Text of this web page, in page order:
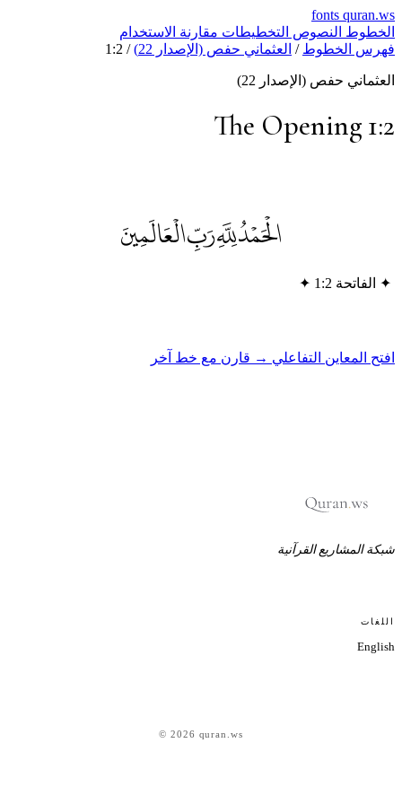
fonts
النصوص التخطيطاتمقارنةالاستخدام
الخطوط / العثماني حفص (الإصدار 22) /
1:2
حفص (الإصدار 22)
The Opening
الْحَمْدُ لِلَّهِ رَبِّ الْعَالَمِينَ
الفاتحة 1:2 ✦
المعاين التفاعلي →قارن مع خط آخر
المشاريع القرآنية
© 2026 quran.ws